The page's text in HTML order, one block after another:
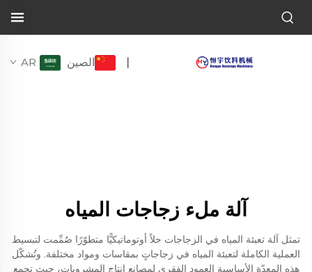
| الصين AR
آلة ملء زجاجات المياه
تمثل آلة تعبئة المياه في الزجاجات حلاً أوتوماتيكيًّا متطوّرًا صُمِّمت لتبسيط
العملية الكاملة لتعبئة المياه في زجاجاتٍ بمقاسات ومواد مختلفة. وتُشكّل
هذه المعدّة الأساسية العمود الفقري لمصانع إنتاج المشروبات، حيث تجمع